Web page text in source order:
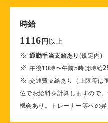
時給
1116 円 以上
※通勤手当支給あり (規定内)
※午後10時〜午前5時は時給
※交通費支給あり（上限等は
位でお給料を計算しますので
機会あり。トレーナー等への